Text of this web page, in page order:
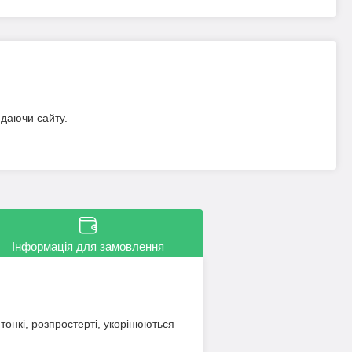
сайту.
Інформація для замовлення
розпростерті, укорінюються